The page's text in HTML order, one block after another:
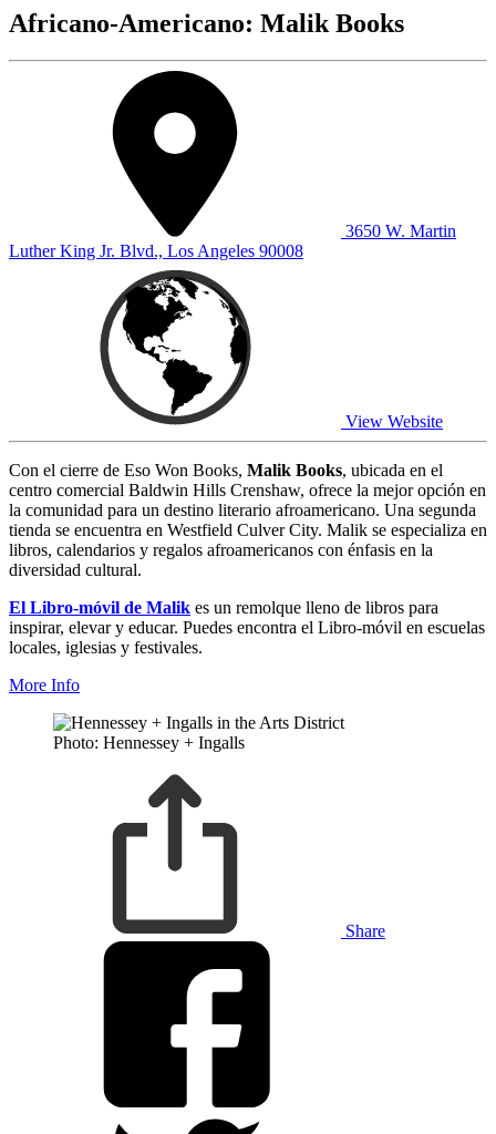
Africano-Americano: Malik Books
3650 W. Martin
Luther King Jr. Blvd., Los Angeles 90008
View Website
Con el cierre de Eso Won Books, Malik Books, ubicada en el
centro comercial Baldwin Hills Crenshaw, ofrece la mejor opción en
la comunidad para un destino literario afroamericano. Una segunda
tienda se encuentra en Westfield Culver City. Malik se especializa en
libros, calendarios y regalos afroamericanos con énfasis en la
diversidad cultural.
El Libro-móvil de Malik es un remolque lleno de libros para
inspirar, elevar y educar. Puedes encontra el Libro-móvil en escuelas
locales, iglesias y festivales.
More Info
Photo: Hennessey + Ingalls
Share